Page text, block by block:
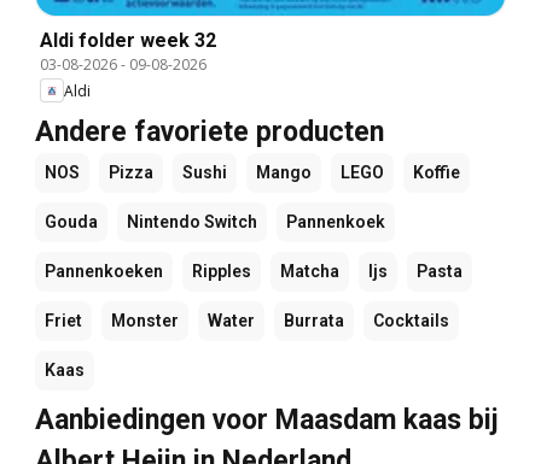
Aldi folder week 32
03-08-2026- 09-08-2026
Aldi
Andere favoriete producten
NOS Pizza Sushi Mango LEGO Koffie
Gouda Nintendo Switch Pannenkoek
Pannenkoeken Ripples Matcha Ijs Pasta
Friet Monster Water Burrata Cocktails
Kaas
Aanbiedingen voor Maasdam kaas bij